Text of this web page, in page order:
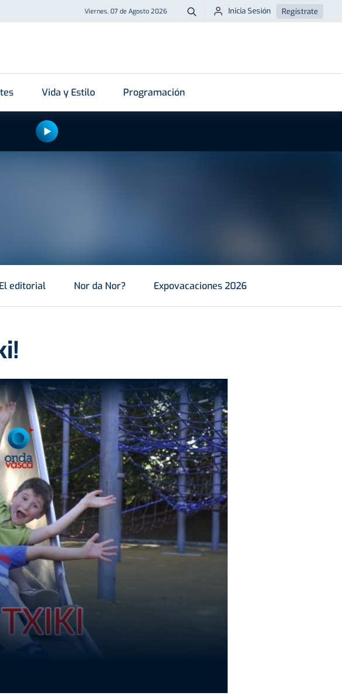
Viernes, 07 de Agosto 2026 Buscar
Inicia Sesión Regístrate
Vida y Estilo Programación
El editorial Nor da Nor? Expovacaciones 2026